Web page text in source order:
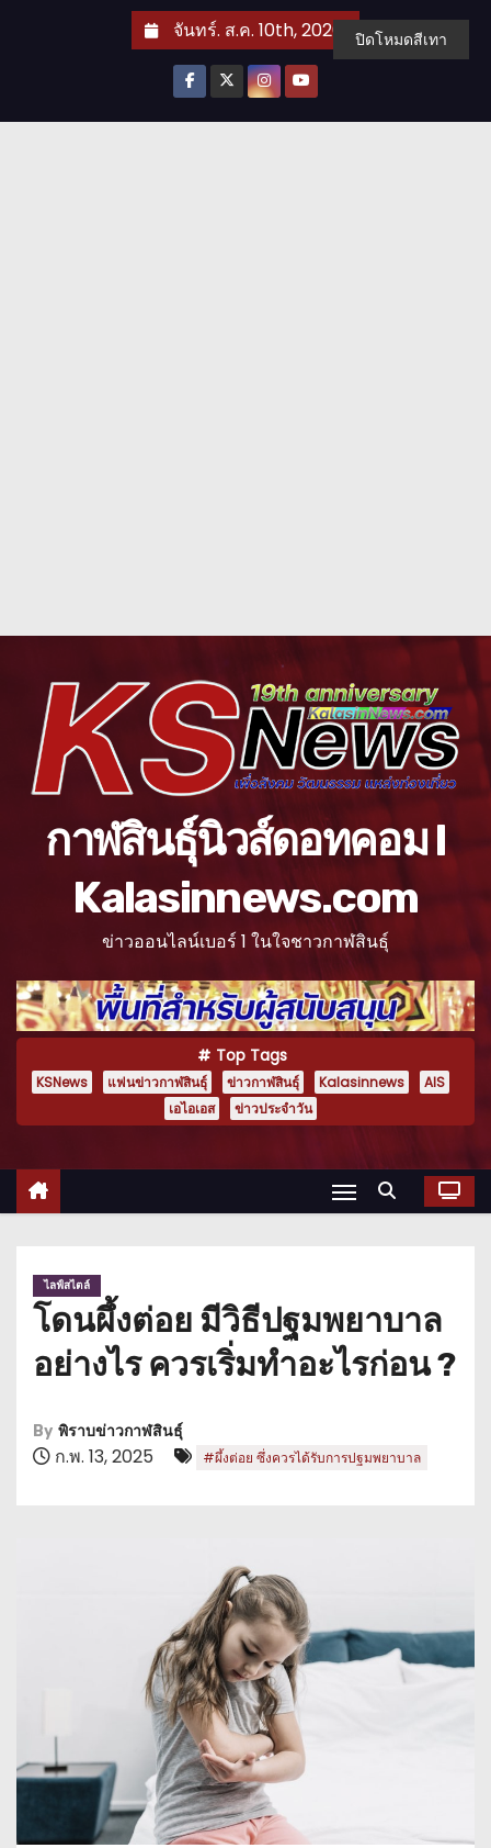
จันทร์. ส.ค. 10th, 2026
กาฬสินธุ์นิวส์ดอทคอม l
Kalasinnews.com
ข่าวออนไลน์เบอร์ 1 ในใจชาวกาฬสินธุ์
Top Tags
KSNews แฟนข่าวกาฬสินธุ์ ข่าวกาฬสินธุ์ Kalasinnews
AIS
เอไอเอส
ข่าวประจำวัน
ไลฟ์สไตล์
โดนผึ้งต่อย มีวิธีปฐมพยาบาล
อย่างไร ควรเริ่มทำอะไรก่อน ?
By พิราบข่าวกาฬสินธุ์
ก.พ. 13, 2025 #ผึ้งต่อย ซึ่งควรได้รับการปฐมพยาบาล
ปิดโหมดสีเทา